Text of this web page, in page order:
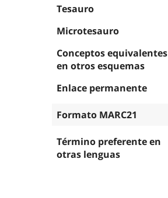
Tesauro
Microtesauro
Conceptos equivalentes
en otros esquemas
Enlace permanente
Formato MARC21
Término preferente en
otras lenguas